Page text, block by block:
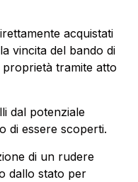
acquistati
vincita del bando di
tramite atto
dal potenziale
di essere scoperti.
di un rudere
dallo stato per